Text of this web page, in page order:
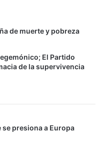
de muerte y pobreza
El Partido
de la supervivencia
presiona a Europa